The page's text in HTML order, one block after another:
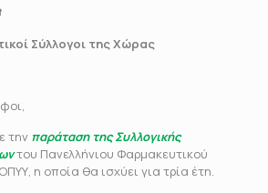
Σύλλογοι της Χώρας
την παράταση της Συλλογικής
του Πανελλήνιου Φαρμακευτικού
η οποία θα ισχύει για τρία έτη.